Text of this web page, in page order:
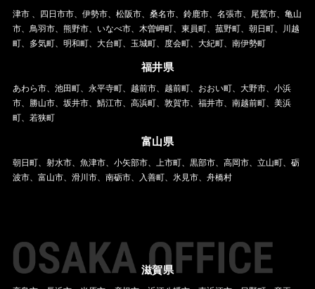
津市 、四日市市、伊勢市、松阪市、桑名市、鈴鹿市、名張市、尾鷲市、亀山
市、鳥羽市、熊野市、いなべ市、木曽岬町、東員町、菰野町、朝日町、川越
町、多気町、明和町、大台町、玉城町、度会町、大紀町、南伊勢町
福井県
あわら市、池田町、永平寺町、越前市、越前町、おおい町、大野市、小浜
市、勝山市、坂井市、鯖江市、高浜町、敦賀市、福井市、南越前町、美浜
町、若狭町
富山県
朝日町、射水市、魚津市、小矢部市、上市町、黒部市、高岡市、立山町、砺
波市、富山市、滑川市、南砺市、入善町、氷見市、舟橋村
滋賀県